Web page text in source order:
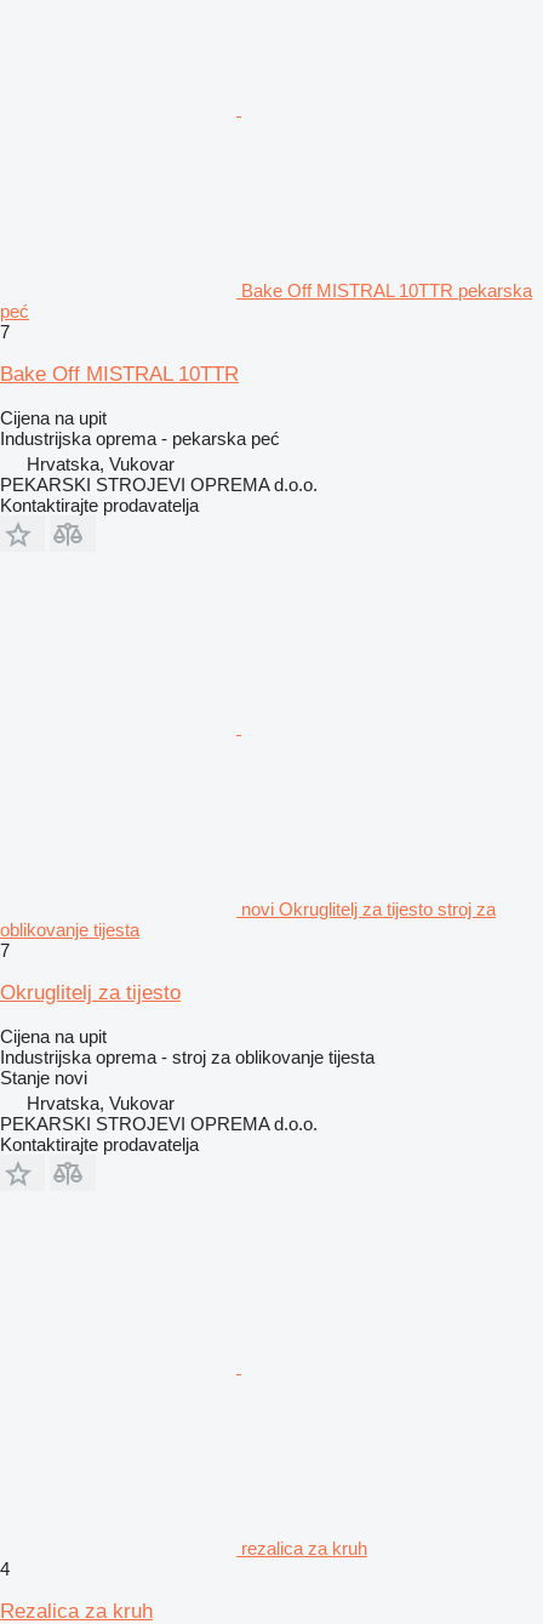
Bake Off MISTRAL 10TTR pekarska
peć
7
Bake Off MISTRAL 10TTR
Cijena na upit
Industrijska oprema - pekarska peć
Hrvatska, Vukovar
PEKARSKI STROJEVI OPREMA d.o.o.
Kontaktirajte prodavatelja
novi Okruglitelj za tijesto stroj za
oblikovanje tijesta
7
Okruglitelj za tijesto
Cijena na upit
Industrijska oprema - stroj za oblikovanje tijesta
Stanje novi
Hrvatska, Vukovar
PEKARSKI STROJEVI OPREMA d.o.o.
Kontaktirajte prodavatelja
rezalica za kruh
4
Rezalica za kruh